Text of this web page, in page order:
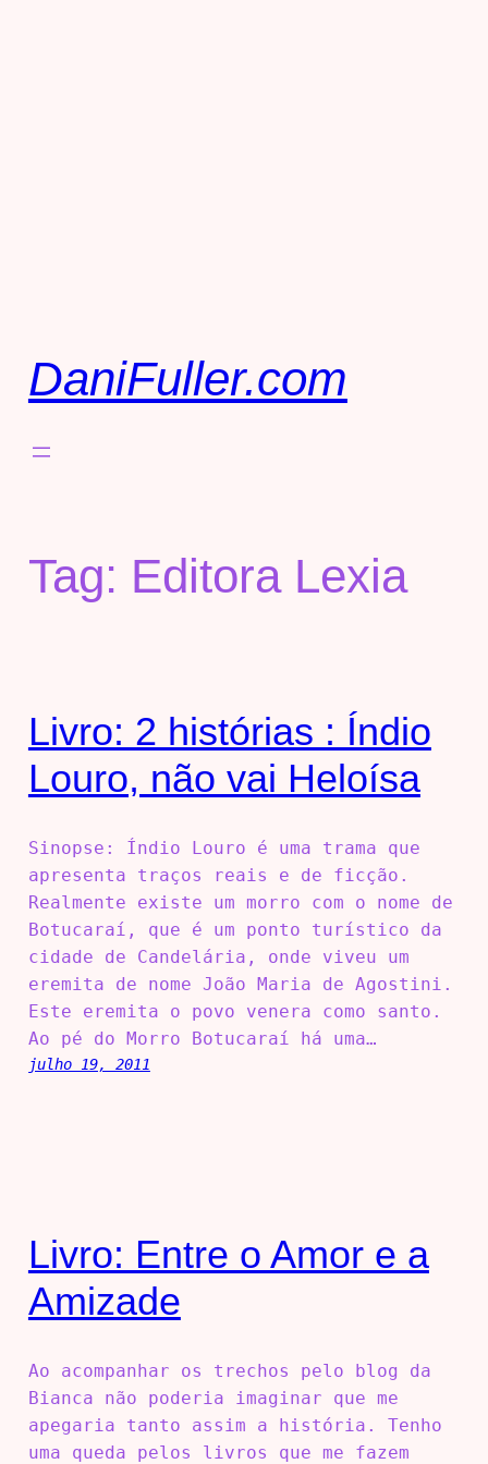
DaniFuller.com
Tag: Editora Lexia
Livro: 2 histórias : Índio
Louro, não vai Heloísa
Sinopse: Índio Louro é uma trama que
apresenta traços reais e de ficção.
Realmente existe um morro com o nome de
Botucaraí, que é um ponto turístico da
cidade de Candelária, onde viveu um
eremita de nome João Maria de Agostini.
Este eremita o povo venera como santo.
Ao pé do Morro Botucaraí há uma…
julho 19, 2011
Livro: Entre o Amor e a
Amizade
Ao acompanhar os trechos pelo blog da
Bianca não poderia imaginar que me
apegaria tanto assim a história. Tenho
uma queda pelos livros que me fazem